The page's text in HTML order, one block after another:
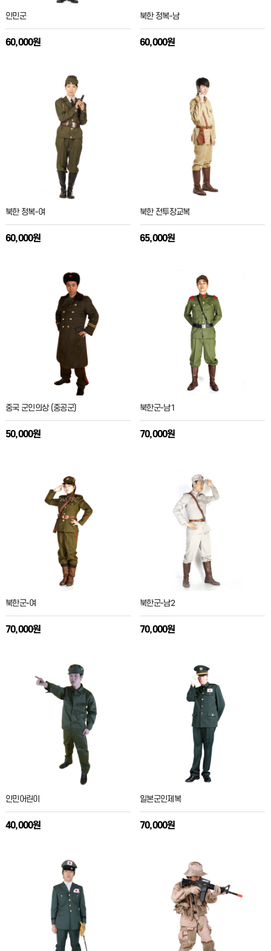
인민군
60,000원
북한 정복-남
60,000원
북한 정복-여
60,000원
북한 전투장교복
65,000원
중국 군인의상 (중공군)
50,000원
북한군-남1
70,000원
북한군-여
70,000원
북한군-남2
70,000원
인민어린이
40,000원
일본군인제복
70,000원